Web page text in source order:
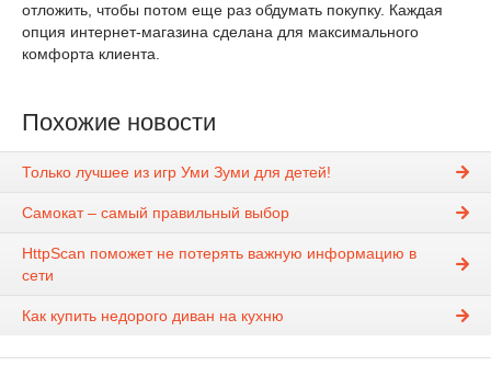
отложить, чтобы потом еще раз обдумать покупку. Каждая
опция интернет-магазина сделана для максимального
комфорта клиента.
Похожие новости
Только лучшее из игр Уми Зуми для детей!
Самокат – самый правильный выбор
HttpScan поможет не потерять важную информацию в
сети
Как купить недорого диван на кухню